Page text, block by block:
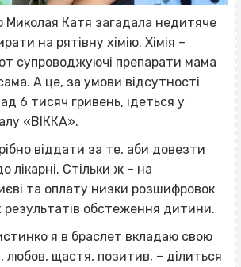
Миколая Катя загадала недитяче
на рятівну хімію. Хімія –
супроводжуючі препарати мама
А це, за умови відсутності
6 тисяч гривень, ідеться у
«ВІККА».
віддати за те, аби довезти
лікарні. Стільки ж – на
та оплату низки розшифровок
результатів обстеження дитини.
я в браслет вкладаю свою
любов, щастя, позитив, – ділиться